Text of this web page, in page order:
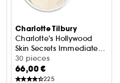
Charlotte Tilbury
Charlotte's Hollywood
Skin Secrets Immediate
Eye Revival Patches
Patches olhos
30 pieces
66,00 €
225